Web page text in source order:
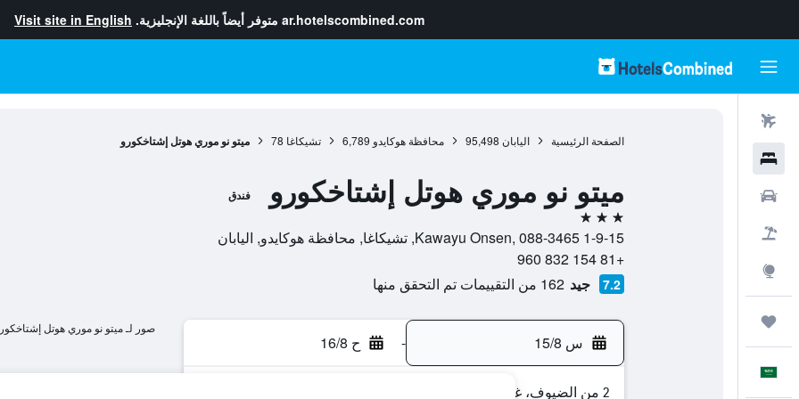
ar.hotelscombined.com متوفر أيضاً باللغة الإنجليزية. Visit site in English
الصفحة الرئيسية اليابان 95,498 محافظة هوكايدو 6,789 تشيكاغا 78 ميتو نو موري هوتل إشتاخكورو
ميتو نو موري هوتل إشتاخكورو فندق
3 نجوم
1-9-15 Kawayu Onsen, 088-3465, تشيكاغا, محافظة هوكايدو, اليابان
+81 154 832 960
7.2 جيد 162 من التقييمات تم التحقق منها
س 15/8 - ح 16/8
2 من الضيوف، غرفة واحدة
صور لـ ميتو نو موري هوتل